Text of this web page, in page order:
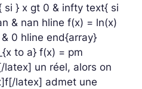
si } x gt 0 & infty text{ si
& nan hline f(x) = ln(x)
0 hline end{array}
to a} f(x) = pm
un réel, alors on
latex] admet une